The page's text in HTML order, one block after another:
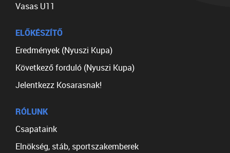
Vasas U11
ELŐKÉSZÍTŐ
Eredmények (Nyuszi Kupa)
Következő forduló (Nyuszi Kupa)
Jelentkezz Kosarasnak!
RÓLUNK
Csapataink
Elnökség, stáb, sportszakemberek